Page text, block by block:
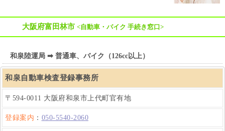
大阪府富田林市 <自動車・バイク 手続き窓口>
和泉陸運局 ➡ 普通車、バイク（126cc以上）
和泉自動車検査登録事務所
〒594-0011 大阪府和泉市上代町官有地
登録案内 ： 050-5540-2060